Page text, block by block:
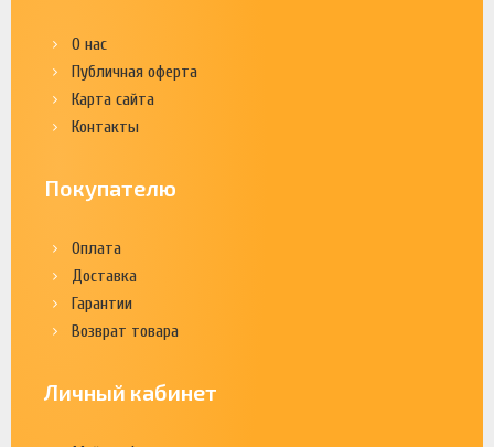
О нас
Публичная оферта
Карта сайта
Контакты
Покупателю
Оплата
Доставка
Гарантии
Возврат товара
Личный кабинет